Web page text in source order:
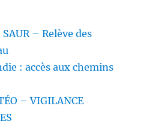
– Relève des
: accès aux chemins
– VIGILANCE